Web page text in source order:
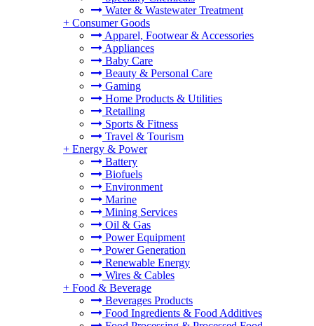
Water & Wastewater Treatment
+ Consumer Goods
Apparel, Footwear & Accessories
Appliances
Baby Care
Beauty & Personal Care
Gaming
Home Products & Utilities
Retailing
Sports & Fitness
Travel & Tourism
+ Energy & Power
Battery
Biofuels
Environment
Marine
Mining Services
Oil & Gas
Power Equipment
Power Generation
Renewable Energy
Wires & Cables
+ Food & Beverage
Beverages Products
Food Ingredients & Food Additives